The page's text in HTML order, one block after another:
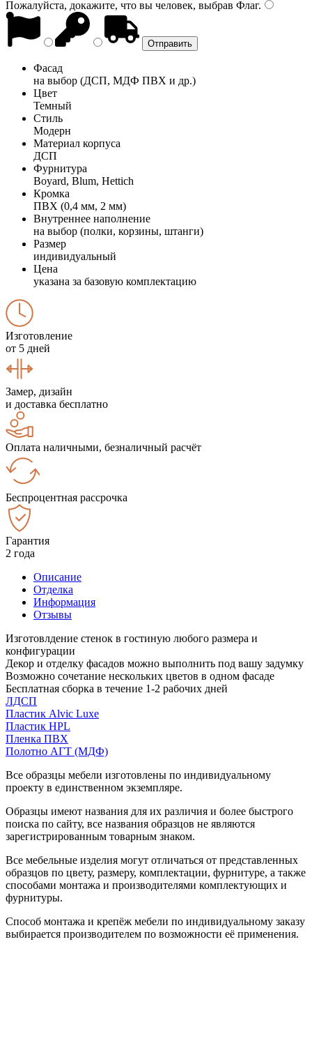
Пожалуйста, докажите, что вы человек, выбрав Флаг.
Фасад
на выбор (ДСП, МДФ ПВХ и др.)
Цвет
Темный
Стиль
Модерн
Материал корпуса
ДСП
Фурнитура
Boyard, Blum, Hettich
Кромка
ПВХ (0,4 мм, 2 мм)
Внутреннее наполнение
на выбор (полки, корзины, штанги)
Размер
индивидуальный
Цена
указана за базовую комплектацию
Изготовление
от 5 дней
Замер, дизайн
и доставка бесплатно
Оплата наличными, безналичный расчёт
Беспроцентная рассрочка
Гарантия
2 года
Описание
Отделка
Информация
Отзывы
Изготовлдение стенок в гостиную любого размера и
конфигурации
Декор и отделку фасадов можно выполнить под вашу задумку
Возможно сочетание нескольких цветов в одном фасаде
Бесплатная сборка в течение 1-2 рабочих дней
ЛДСП
Пластик Alvic Luxe
Пластик HPL
Пленка ПВХ
Полотно АГТ (МДФ)
Все образцы мебели изготовлены по индивидуальному
проекту в единственном экземпляре.
Образцы имеют названия для их различия и более быстрого
поиска по сайту, все названия образцов не являются
зарегистрированным товарным знаком.
Все мебельные изделия могут отличаться от представленных
образцов по цвету, размеру, комплектации, фурнитуре, а также
способами монтажа и производителями комплектующих и
фурнитуры.
Способ монтажа и крепёж мебели по индивидуальному заказу
выбирается производителем по возможности её применения.